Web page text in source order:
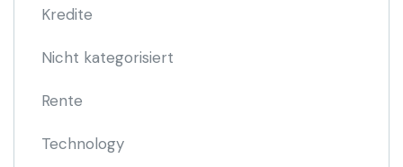
Kredite
Nicht kategorisiert
Rente
Technology